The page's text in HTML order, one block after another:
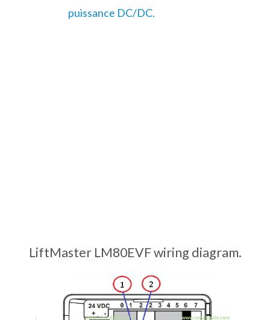
puissance DC/DC.
LiftMaster LM80EVF wiring diagram.